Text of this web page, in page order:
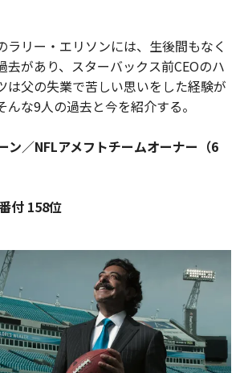
ラリー・エリソンには、生後間もなく
去があり、スターバックス前CEOのハ
は父の失業で苦しい思いをした経験が
んな9人の過去と今を紹介する。
ン／NFLアメフトチームオーナー（6
付 158位